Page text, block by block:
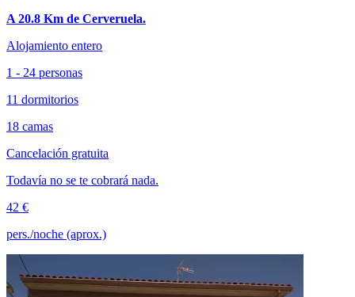
A 20.8 Km de Cerveruela.
Alojamiento entero
1 - 24 personas
11 dormitorios
18 camas
Cancelación gratuita
Todavía no se te cobrará nada.
42 €
pers./noche (aprox.)